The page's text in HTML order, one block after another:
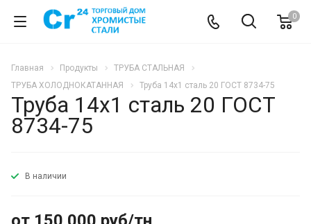
0
Главная Продукты
ТРУБА СТАЛЬНАЯ
ТРУБА ХОЛОДНОКАТАННАЯ
Труба 14х1 сталь 20 ГОСТ 8734-75
Труба 14х1 сталь 20 ГОСТ
8734-75
В наличии